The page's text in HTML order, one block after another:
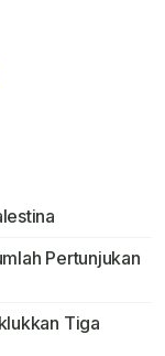
Pertunjukan
Tiga